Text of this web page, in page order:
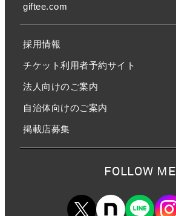
giftee.com
採用情報
チケット利用者予約サイト
法人向けのご案内
自治体向けのご案内
掲載店募集
FOLLOW ME